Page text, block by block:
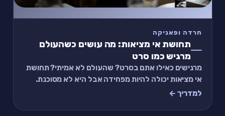
חרדה ופאניקה
תחושת אי מציאות: מה עושים כשהעולם
מרגיש כמו סרט
מרגישים כאילו אתם בסרט? שהעולם לא אמיתי? תחושת
אי מציאות יכולה להיות מפחידה אבל היא לא מסוכנת.
מדריך מעשי: למה זה קורה, איך לחזור, ותכל׳ס תר
למדריך ←